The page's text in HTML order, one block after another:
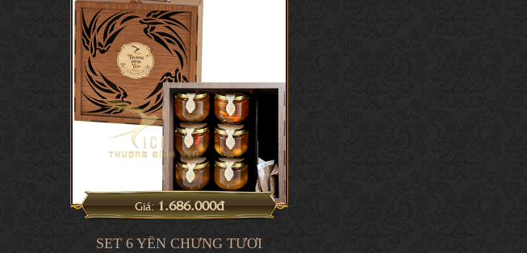
Giá:1.686.000đ
SET 6 YẾN CHƯNG TƯƠI